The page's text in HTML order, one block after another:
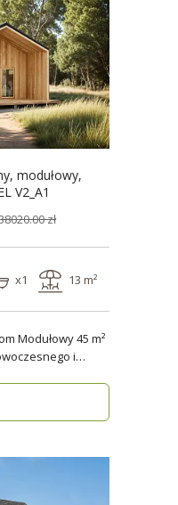
modułowy,
V2_A1
zł
x1 13 m²
Modułowy 45 m²